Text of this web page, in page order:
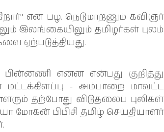
என பழ. நெடுமாறனும் கவிஞர்
இலங்கையிலும் தமிழர்கள் புலம்
ஏற்படுத்தியது.
என்ன என்பது குறித்து
மட்டக்கிளப்பு - அம்பாறை மாவட்ட
தற்போது விடுதலைப் புலிகள்
பிபிசி தமிழ் செய்தியாளர்